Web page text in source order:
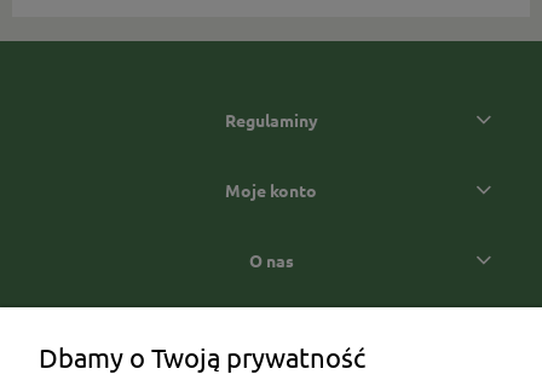
Regulaminy
Moje konto
O nas
Dbamy o Twoją prywatność